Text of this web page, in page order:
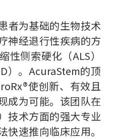
者为基础的生物技术
神经退行性疾病的方
性侧索硬化（ALS）
）。AcuraStem的顶
使创新、有效且
成为可能。该团队在
技术方面的强大专业
快速推向临床应用。